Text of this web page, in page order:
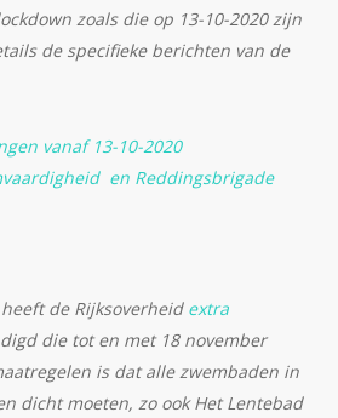
zoals die op 13-10-2020 zijn
de specifieke berichten van de
vanaf 13-10-2020
en Reddingsbrigade
de Rijksoverheid extra
die tot en met 18 november
is dat alle zwembaden in
dicht moeten, zo ook Het Lentebad